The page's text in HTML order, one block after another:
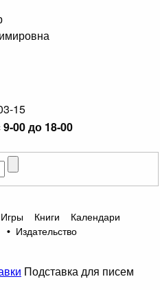
15
00 до 18-00
Игры Книги
Календари
• Издательство
Подставка для писем